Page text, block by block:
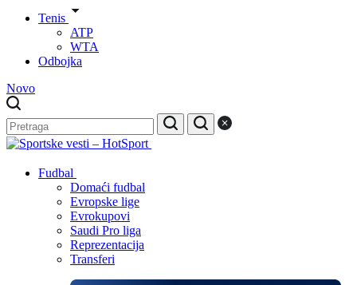
Tenis
ATP
WTA
Odbojka
Novo
Fudbal
Domaći fudbal
Evropske lige
Evrokupovi
Saudi Pro liga
Reprezentacija
Transferi